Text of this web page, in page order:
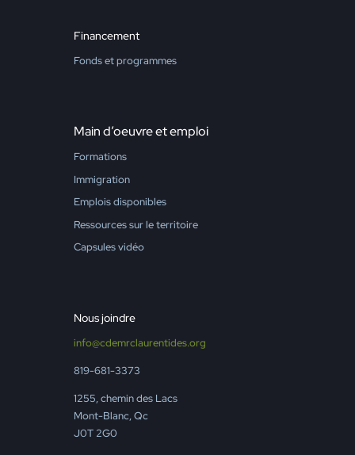
Financement
Fonds et programmes
Main d’oeuvre et emploi
Formations
Immigration
Emplois disponibles
Ressources sur le territoire
Capsules vidéo
Nous joindre
info@cdemrclaurentides.org
819-681-3373
1255, chemin des Lacs
Mont-Blanc, Qc
J0T 2G0